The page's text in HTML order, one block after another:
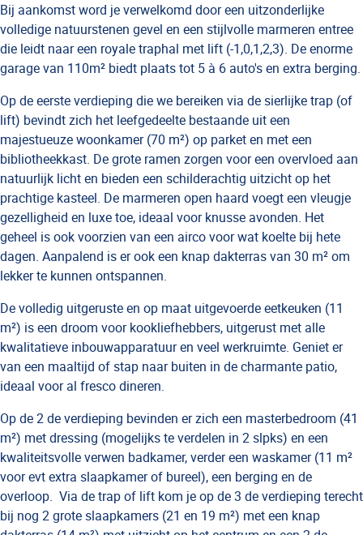
Bij aankomst word je verwelkomd door een uitzonderlijke
volledige natuurstenen gevel en een stijlvolle marmeren entree
die leidt naar een royale traphal met lift (-1,0,1,2,3). De enorme
garage van 110m² biedt plaats tot 5 à 6 auto's en extra berging.
Op de eerste verdieping die we bereiken via de sierlijke trap (of
lift) bevindt zich het leefgedeelte bestaande uit een
majestueuze woonkamer (70 m²) op parket en met een
bibliotheekkast. De grote ramen zorgen voor een overvloed aan
natuurlijk licht en bieden een schilderachtig uitzicht op het
prachtige kasteel. De marmeren open haard voegt een vleugje
gezelligheid en luxe toe, ideaal voor knusse avonden. Het
geheel is ook voorzien van een airco voor wat koelte bij hete
dagen. Aanpalend is er ook een knap dakterras van 30 m² om
lekker te kunnen ontspannen.
De volledig uitgeruste en op maat uitgevoerde eetkeuken (11
m²) is een droom voor kookliefhebbers, uitgerust met alle
kwalitatieve inbouwapparatuur en veel werkruimte. Geniet er
van een maaltijd of stap naar buiten in de charmante patio,
ideaal voor al fresco dineren.
Op de 2 de verdieping bevinden er zich een masterbedroom (41
m²) met dressing (mogelijks te verdelen in 2 slpks) en een
kwaliteitsvolle verwen badkamer, verder een waskamer (11 m²
voor evt extra slaapkamer of bureel), een berging en de
overloop. Via de trap of lift kom je op de 3 de verdieping terecht
bij nog 2 grote slaapkamers (21 en 19 m²) met een knap